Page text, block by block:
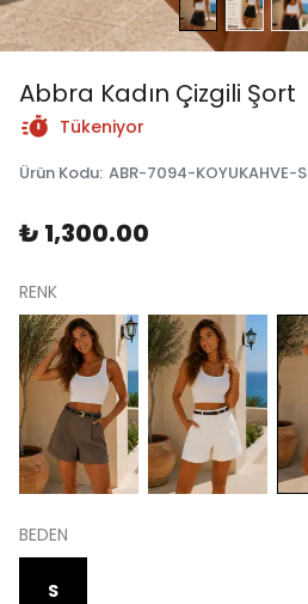
Abbra Kadın Çizgili Şort
Tükeniyor
Ürün Kodu: ABR-7094-KOYUKAHVE-S
₺ 1,300.00
RENK
BEDEN
S